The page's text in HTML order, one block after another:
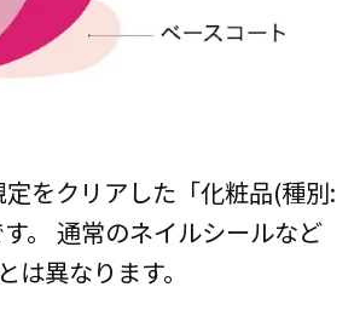
をクリアした「化粧品(種別:
。 通常のネイルシールなど
は異なります。